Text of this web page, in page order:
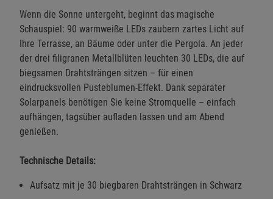
Wenn die Sonne untergeht, beginnt das magische
Schauspiel: 90 warmweiße LEDs zaubern zartes Licht auf
Ihre Terrasse, an Bäume oder unter die Pergola. An jeder
der drei filigranen Metallblüten leuchten 30 LEDs, die auf
biegsamen Drahtsträngen sitzen – für einen
eindrucksvollen Pusteblumen-Effekt. Dank separater
Solarpanels benötigen Sie keine Stromquelle – einfach
aufhängen, tagsüber aufladen lassen und am Abend
genießen.
Technische Details:
Aufsatz mit je 30 biegbaren Drahtsträngen in Schwarz